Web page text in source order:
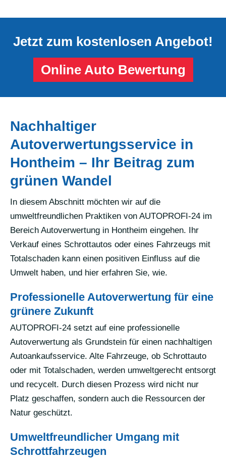
Jetzt zum kostenlosen Angebot!
Online Auto Bewertung
Nachhaltiger
Autoverwertungsservice in
Hontheim – Ihr Beitrag zum
grünen Wandel
In diesem Abschnitt möchten wir auf die
umweltfreundlichen Praktiken von AUTOPROFI-24 im
Bereich Autoverwertung in Hontheim eingehen. Ihr
Verkauf eines Schrottautos oder eines Fahrzeugs mit
Totalschaden kann einen positiven Einfluss auf die
Umwelt haben, und hier erfahren Sie, wie.
Professionelle Autoverwertung für eine
grünere Zukunft
AUTOPROFI-24 setzt auf eine professionelle
Autoverwertung als Grundstein für einen nachhaltigen
Autoankaufsservice. Alte Fahrzeuge, ob Schrottauto
oder mit Totalschaden, werden umweltgerecht entsorgt
und recycelt. Durch diesen Prozess wird nicht nur
Platz geschaffen, sondern auch die Ressourcen der
Natur geschützt.
Umweltfreundlicher Umgang mit
Schrottfahrzeugen